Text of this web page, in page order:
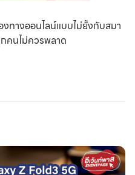
ทางออนไลน์แบบไม่ยั้งกับสมา
คนไม่ควรพลาด